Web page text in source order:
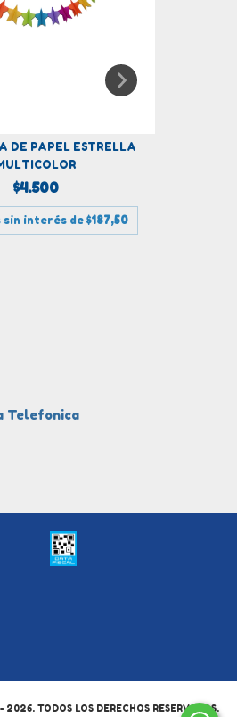
DE PAPEL ESTRELLA
$4.500
sin interés de$187,50
Telefonica
TODOS LOS DERECHOS RESERVADOS.